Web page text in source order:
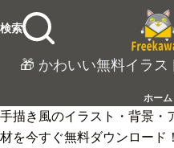
ン
へ
ス
検索
🎁 かわいい無料イラ
ホーム
手描き風のイラスト・背景・
材を今すぐ無料ダウンロード